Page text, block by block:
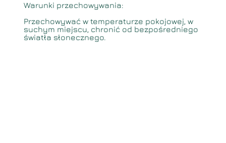
Warunki przechowywania:
Przechowywać w temperaturze pokojowej, w
suchym miejscu, chronić od bezpośredniego
światła słonecznego.